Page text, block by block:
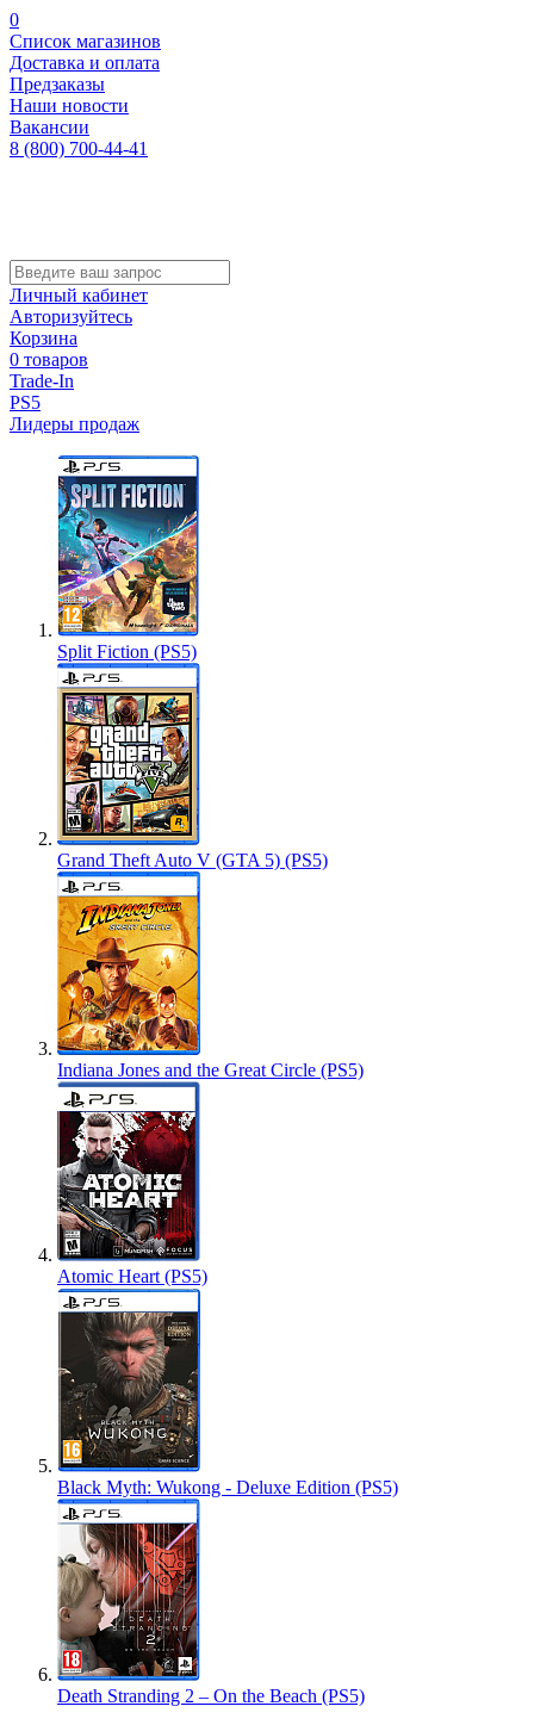
0
Список магазинов
Доставка и оплата
Предзаказы
Наши новости
Вакансии
8 (800) 700-44-41
Личный кабинет
Авторизуйтесь
Корзина
0 товаров
Trade-In
PS5
Лидеры продаж
Split Fiction (PS5)
Grand Theft Auto V (GTA 5) (PS5)
Indiana Jones and the Great Circle (PS5)
Atomic Heart (PS5)
Black Myth: Wukong - Deluxe Edition (PS5)
Death Stranding 2 – On the Beach (PS5)